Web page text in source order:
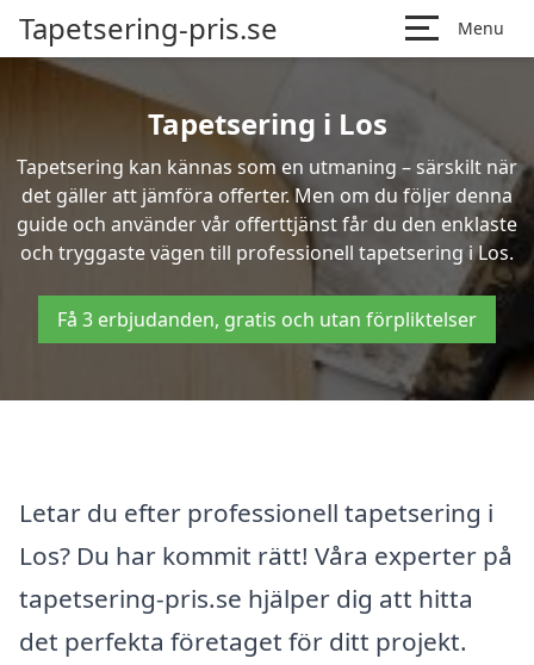
Tapetsering-pris.se Menu
Tapetsering i Los
Tapetsering kan kännas som en utmaning – särskilt när
det gäller att jämföra offerter. Men om du följer denna
guide och använder vår offerttjänst får du den enklaste
och tryggaste vägen till professionell tapetsering i Los.
Få 3 erbjudanden, gratis och utan förpliktelser
Letar du efter professionell tapetsering i
Los? Du har kommit rätt! Våra experter på
tapetsering-pris.se hjälper dig att hitta
det perfekta företaget för ditt projekt.